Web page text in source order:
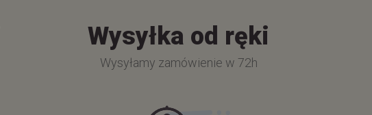
Wysyłka od ręki
Wysyłamy zamówienie w 72h